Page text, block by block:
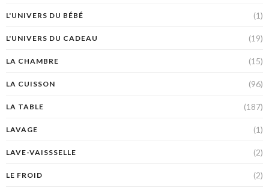
L'UNIVERS DU BÉBÉ (1)
L'UNIVERS DU CADEAU (19)
LA CHAMBRE (15)
LA CUISSON (96)
LA TABLE (187)
LAVAGE (1)
LAVE-VAISSSELLE (2)
LE FROID (2)